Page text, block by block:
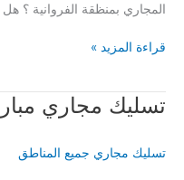
المجاري بمنظقة الفروانية ؟ هل
تسليك
قراءة المزيد »
تسليك مجاري
تسليك مجاري جميع المناطق